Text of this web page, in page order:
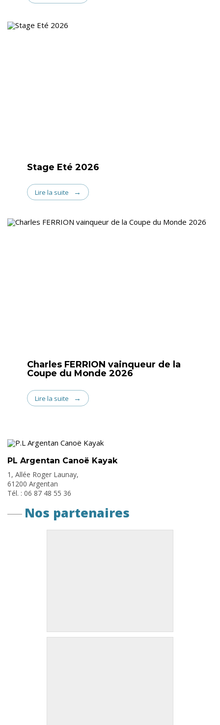
Stage Eté 2026
Lire la suite
Charles FERRION vainqueur de la
Coupe du Monde 2026
Lire la suite
PL Argentan Canoë Kayak
1, Allée Roger Launay,
61200 Argentan
Tél. : 06 87 48 55 36
Nos partenaires